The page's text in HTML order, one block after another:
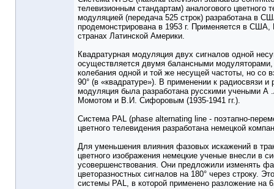
телевизионным стандартам) аналогового цветного
модуляцией (передача 525 строк) разработана в
продемонстрирована в 1953 г. Применяется в
странах Латинской Америки.
Квадратурная модуляция двух сигналов одной
осуществляется двумя балансными
колебания одной и той же несущей частоты, но со
90° (в «квадратуре»). В применении к радиосвязи
модуляция была разработана русскими учеными А
Момотом и В.И. Сифоровым (1935-1941 гг.).
Система PAL (phase alternating line - поэтапно-
цветного телевидения разработана немецкой
Для уменьшения влияния фазовых искажений в
цветного изображения немецкие ученые внесли в
усовершенствования. Они предложили изменять
цветоразностных сигналов на 180° через строку.
системы PAL, в которой применено разложение на